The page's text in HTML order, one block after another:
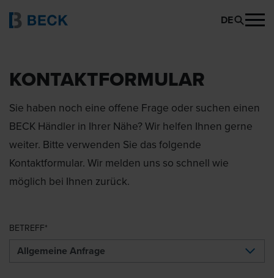
DE
KONTAKTFORMULAR
Sie haben noch eine offene Frage oder suchen einen
BECK Händler in Ihrer Nähe? Wir helfen Ihnen gerne
weiter. Bitte verwenden Sie das folgende
Kontaktformular. Wir melden uns so schnell wie
möglich bei Ihnen zurück.
BETREFF